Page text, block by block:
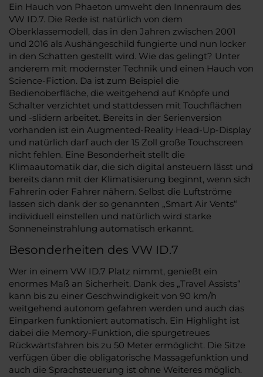
Ein Hauch von Phaeton umweht den Innenraum des
VW ID.7. Die Rede ist natürlich von dem
Oberklassemodell, das in den Jahren zwischen 2001
und 2016 als Aushängeschild fungierte und nun locker
in den Schatten gestellt wird. Wie das gelingt? Unter
anderem mit modernster Technik und einen Hauch von
Science-Fiction. Da ist zum Beispiel die
Bedienoberfläche, die weitgehend auf Knöpfe und
Schalter verzichtet und stattdessen mit Touchflächen
und -slidern arbeitet. Bereits in der Serienversion
vorhanden ist ein Augmented-Reality Head-Up-Display
und natürlich darf auch der 15 Zoll große Touchscreen
nicht fehlen. Eine Besonderheit stellt die
Klimaautomatik dar, die sich digital ansteuern lässt und
bereits dann mit der Klimatisierung beginnt, wenn sich
Fahrerin oder Fahrer nähern. Selbst die Luftströme
lassen sich dank der so genannten „Smart Air Vents“
individuell einstellen und natürlich wird starke
Sonneneinstrahlung automatisch erkannt.
Besonderheiten des VW ID.7
Wer in einem VW ID.7 Platz nimmt, genießt ein
enormes Maß an Sicherheit. Dank des „Travel Assists“
kann bis zu einer Geschwindigkeit von 90 km/h
weitgehend autonom gefahren werden und auch das
Einparken funktioniert automatisch. Ein Highlight ist
dabei die Memory-Funktion, die spurgetreues
Rückwärtsfahren bis zu 50 Meter ermöglicht. Die Sitze
verfügen über die obligatorische Massagefunktion und
auch die Sprachsteuerung ist ohne Weiteres möglich.